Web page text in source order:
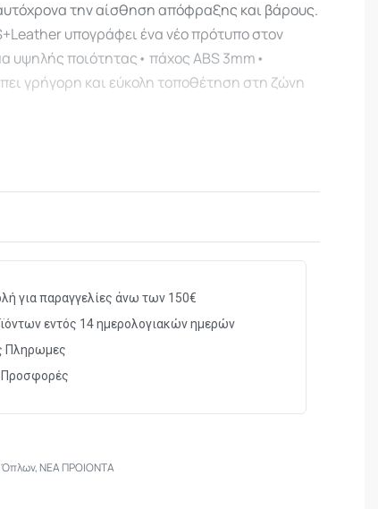
την αίσθηση απόφραξης και βάρους.
υπογράφει ένα νέο πρότυπο στον
υψηλής ποιότητας• πάχος ABS 3mm•
γρήγορη και εύκολη τοποθέτηση στη ζώνη
για παραγγελίες άνω των 150€
εντός 14 ημερολογιακών ημερών
Πληρωμες
Προσφορές
Όπλων, ΝΕΑ ΠΡΟΙΟΝΤΑ